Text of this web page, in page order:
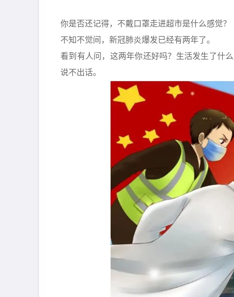
你是否还记得，不戴口罩走进超市是什么感觉？
不知不觉间，新冠肺炎爆发已经有两年了。
看到有人问，这两年你还好吗？生活发生了什
说不出话。